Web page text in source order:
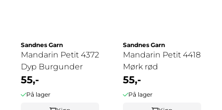
Sandnes Garn
Mandarin Petit 4372
Dyp Burgunder
55,-
På lager
Sandnes Garn
Mandarin Petit 4418
Mørk rød
55,-
På lager